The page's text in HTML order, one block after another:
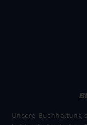
Unsere Buchhaltung